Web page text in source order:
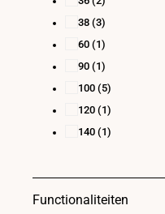
38 (3)
60 (1)
90 (1)
100 (5)
120 (1)
140 (1)
Functionaliteiten